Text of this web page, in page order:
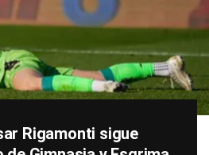
Rigamonti sigue